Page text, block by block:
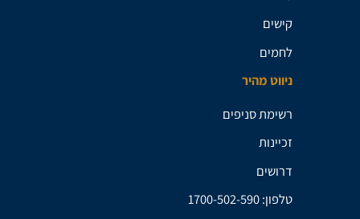
קישים
לחמים
ניווט מהיר
רשימת סניפים
זכיינות
דרושים
טלפון: 1700-502-590